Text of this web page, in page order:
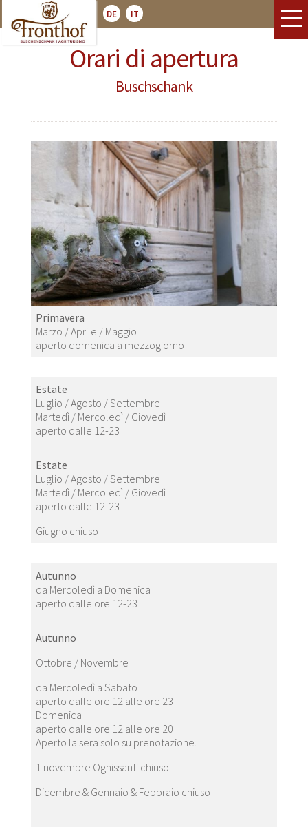
DE IT
Orari di apertura
Buschschank
Primavera
Marzo / Aprile / Maggio
aperto domenica a mezzogiorno
Estate
Luglio / Agosto / Settembre
Martedì / Mercoledì / Giovedì
aperto dalle 12-23
Estate
Luglio / Agosto / Settembre
Martedì / Mercoledì / Giovedì
aperto dalle 12-23
Giugno chiuso
Autunno
da Mercoledì a Domenica
aperto dalle ore 12-23
Autunno
Ottobre / Novembre
da Mercoledì a Sabato
aperto dalle ore 12 alle ore 23
Domenica
aperto dalle ore 12 alle ore 20
Aperto la sera solo su prenotazione.
1 novembre Ognissanti chiuso
Dicembre & Gennaio & Febbraio chiuso